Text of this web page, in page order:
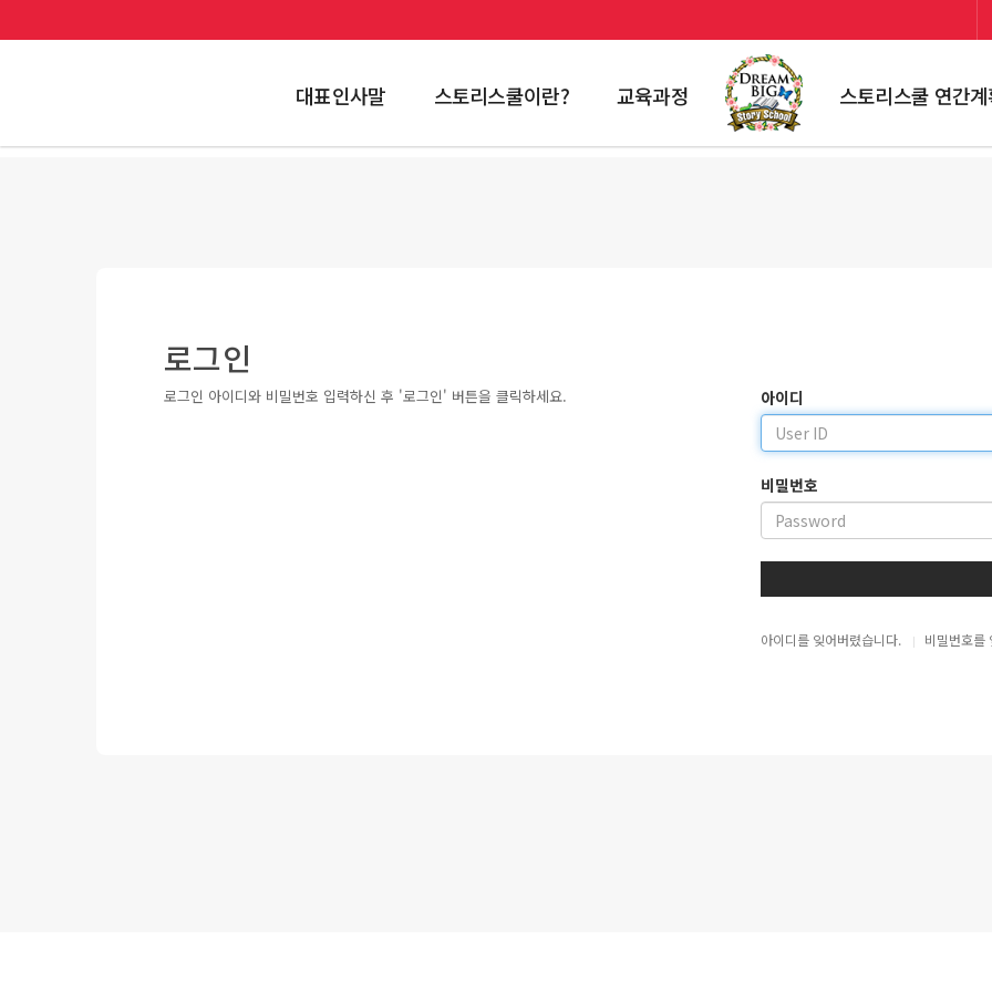
대표인사말 스토리스쿨이란? 교육과정 스토리스쿨 연간계
로그인
로그인 아이디와 비밀번호 입력하신 후 '로그인' 버튼을 클릭하세요. 아이디
비밀번호
아이디를 잊어버렸습니다. 비밀번호를